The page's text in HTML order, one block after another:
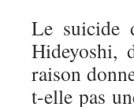
Le suicide
Hideyoshi,
raison
t-elle pas